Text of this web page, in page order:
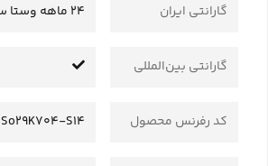
گارانتی ایران 24 ماهه وستا سرویس
گارانتی بین‌المللی
کد رفرنس محصول So29K704-S14